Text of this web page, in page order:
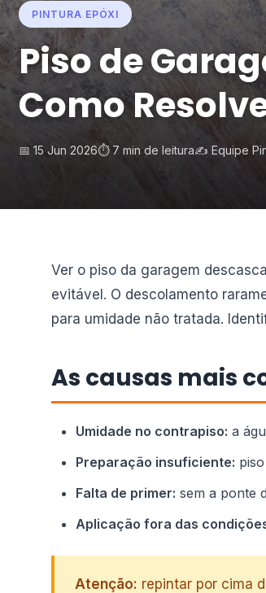
PINTURA EPÓXI
Piso de
Como
📅 15 Jun 2026⏱️ 7 min de leitura✍️ Equipe
Ver o piso da garagem
evitável. O descolamento
para umidade não tratada.
As causas mais
Umidade no contrapiso: a
Preparação insuficiente:
Falta de primer: sem a ponte
Aplicação fora das
Atenção: repintar por cima